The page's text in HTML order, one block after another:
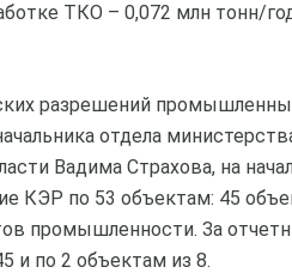
ТКО – 0,072 млн тонн/
разрешений
отдела
Вадима Страхова, на
КЭР по 53 объектам: 45
промышленности. За
и по 2 объектам из 8.